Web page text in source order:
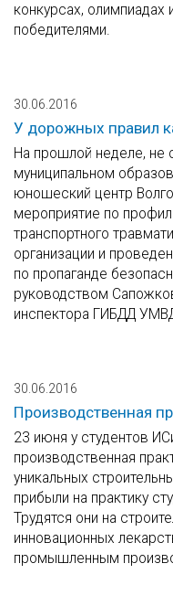
конкурсах, олимпиадах
победителями.
30.06.2016
У дорожных правил
На прошлой неделе, не
муниципальном
юношеский центр
мероприятие по
транспортного
организации и
по пропаганде
руководством
инспектора ГИБДД
30.06.2016
Производственная
23 июня у студентов
производственная
уникальных
прибыли на практику
Трудятся они на
инновационных
промышленным